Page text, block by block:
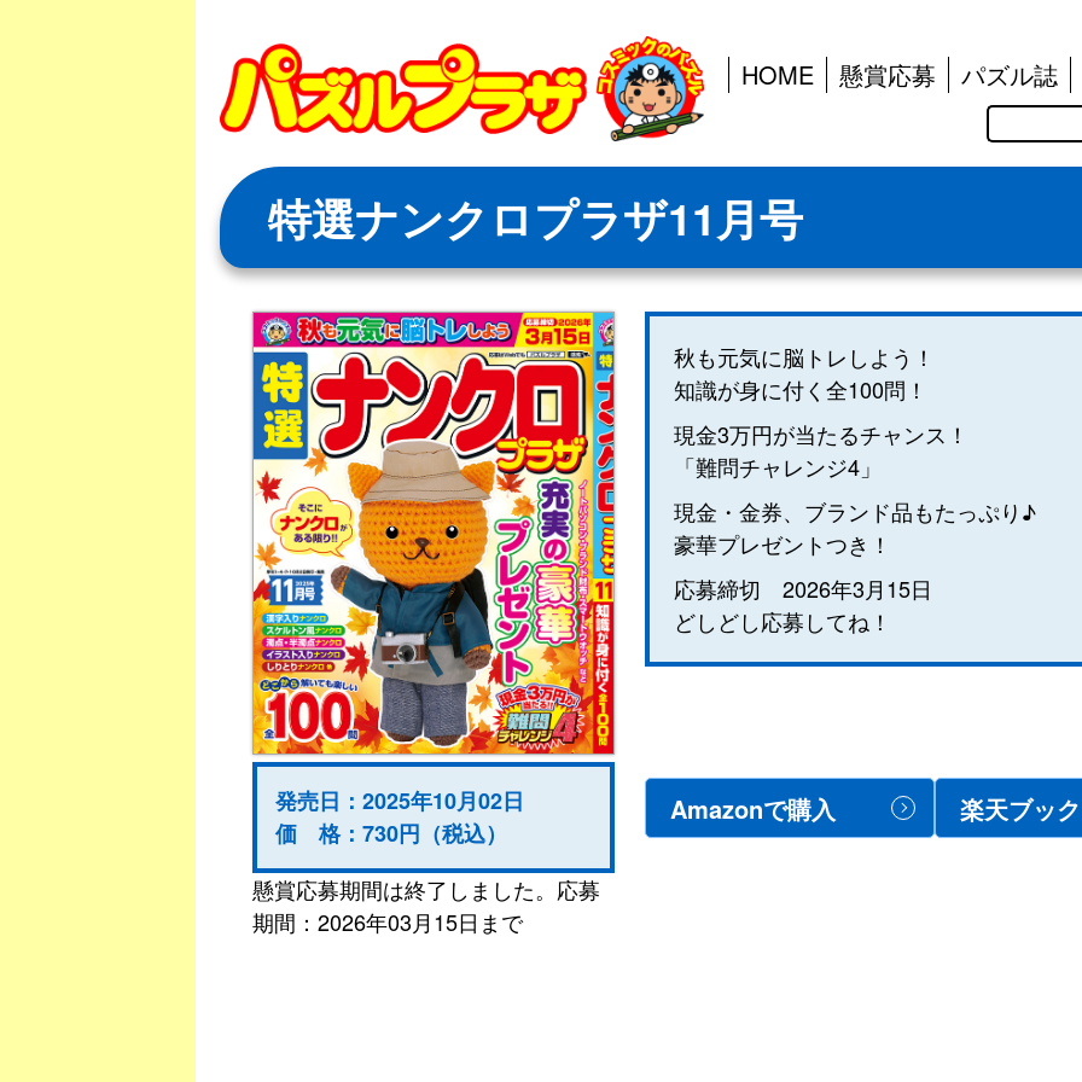
Skip
to
content
HOME 懸賞応募 パズル誌
特選ナンクロプラザ11月号
発売日：2025年10月02日
価 格：730円（税込）
懸賞応募期間は終了しました。応募
期間：2026年03月15日まで
秋も元気に脳トレしよう！
知識が身に付く全100問！
現金3万円が当たるチャンス！
「難問チャレンジ4」
現金・金券、ブランド品もたっぷり♪
豪華プレゼントつき！
応募締切 2026年3月15日
どしどし応募してね！
Amazonで購入 楽天ブッ